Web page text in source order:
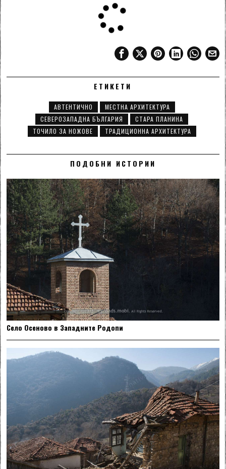
ЕТИКЕТИ
АВТЕНТИЧНО
МЕСТНА АРХИТЕКТУРА
СЕВЕРОЗАПАДНА БЪЛГАРИЯ
СТАРА ПЛАНИНА
ТОЧИЛО ЗА НОЖОВЕ
ТРАДИЦИОННА АРХИТЕКТУРА
ПОДОБНИ ИСТОРИИ
Село Осеново в Западните Родопи